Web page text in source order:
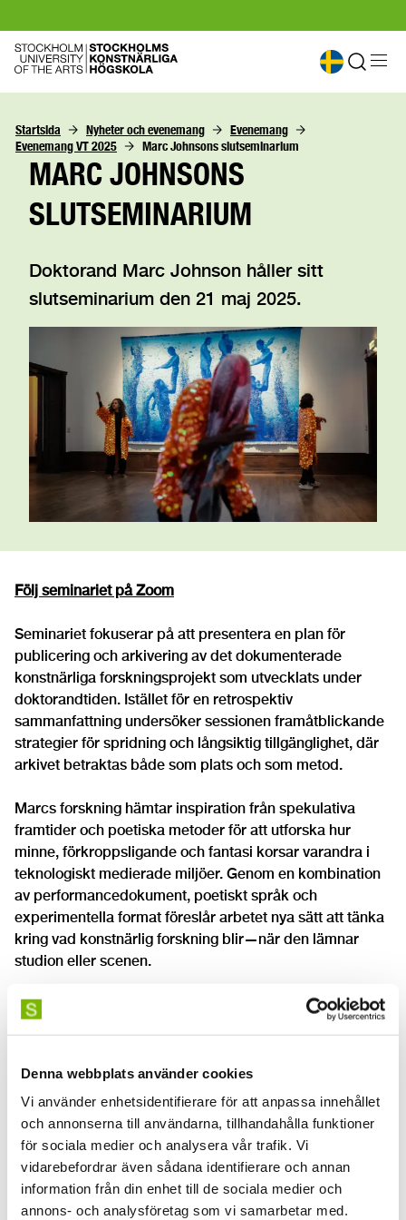
Denna webbplats använder cookies
Vi använder enhetsidentifierare för att anpassa innehållet
och annonserna till användarna, tillhandahålla funktioner
för sociala medier och analysera vår trafik. Vi
vidarebefordrar även sådana identifierare och annan
information från din enhet till de sociala medier och
annons- och analysföretag som vi samarbetar med.
Startsida Nyheter och evenemang
Evenemang
Evenemang VT 2025
Marc Johnsons slutseminarium
MARC JOHNSONS
SLUTSEMINARIUM
Doktorand Marc Johnson håller sitt
slutseminarium den 21 maj 2025.
Följ seminariet på Zoom
Seminariet fokuserar på att presentera en plan för
publicering och arkivering av det dokumenterade
konstnärliga forskningsprojekt som utvecklats under
doktorandtiden. Istället för en retrospektiv
sammanfattning undersöker sessionen framåtblickande
strategier för spridning och långsiktig tillgänglighet, där
arkivet betraktas både som plats och som metod.
Marcs forskning hämtar inspiration från spekulativa
framtider och poetiska metoder för att utforska hur
minne, förkroppsligande och fantasi korsar varandra i
teknologiskt medierade miljöer. Genom en kombination
av performancedokument, poetiskt språk och
experimentella format föreslår arbetet nya sätt att tänka
kring vad konstnärlig forskning blir—när den lämnar
studion eller scenen.
🎧 Du är också inbjuden att ta del av ljudguiden till
forskningen, ett konstverk med titeln "Poem Johnson
forskningens konceptuella landskap, som erbjuder ett
spekulativa och arkivbaserade dimensioner.
Seminariet är endast internt, men här nedan hittar du